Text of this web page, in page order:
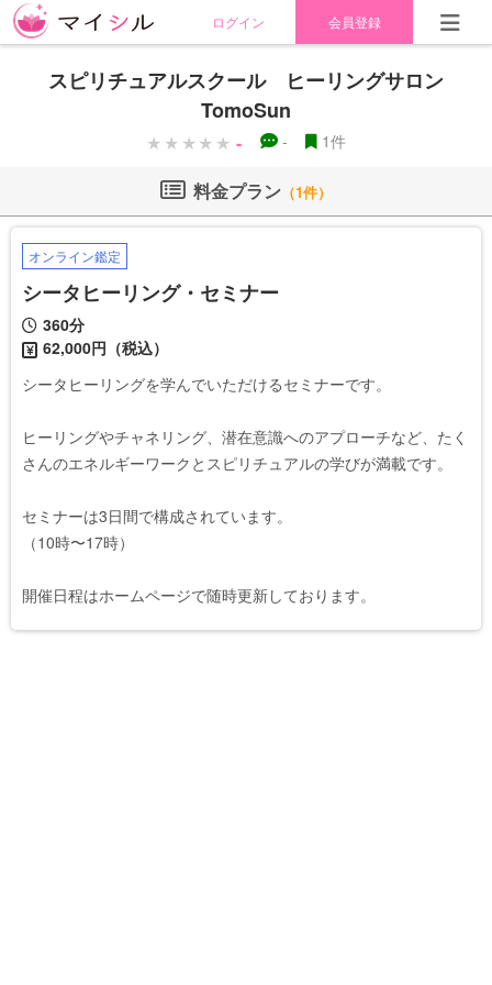
ログイン 会員登録
スピリチュアルスクール ヒーリングサロン
TomoSun
- - 1件
料金プラン （1件）
オンライン鑑定
シータヒーリング・セミナー
360分
62,000円（税込）
シータヒーリングを学んでいただけるセミナーです。
ヒーリングやチャネリング、潜在意識へのアプローチなど、たく
さんのエネルギーワークとスピリチュアルの学びが満載です。
セミナーは3日間で構成されています。
（10時〜17時）
開催日程はホームページで随時更新しております。